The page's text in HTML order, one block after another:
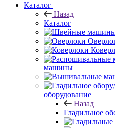
Каталог
Назад
Каталог
машины
оборудование
Назад
Гладильное